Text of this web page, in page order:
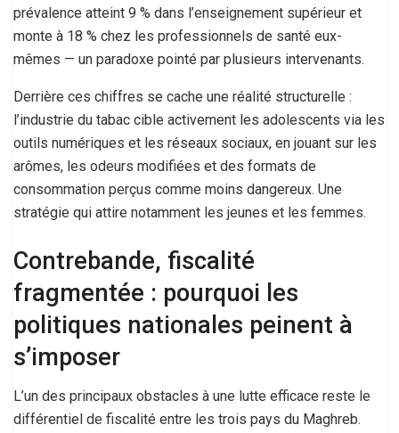
prévalence atteint 9 % dans l’enseignement supérieur et
monte à 18 % chez les professionnels de santé eux-
mêmes — un paradoxe pointé par plusieurs intervenants.
Derrière ces chiffres se cache une réalité structurelle :
l’industrie du tabac cible activement les adolescents via les
outils numériques et les réseaux sociaux, en jouant sur les
arômes, les odeurs modifiées et des formats de
consommation perçus comme moins dangereux. Une
stratégie qui attire notamment les jeunes et les femmes.
Contrebande, fiscalité
fragmentée : pourquoi les
politiques nationales peinent à
s’imposer
L’un des principaux obstacles à une lutte efficace reste le
différentiel de fiscalité entre les trois pays du Maghreb.